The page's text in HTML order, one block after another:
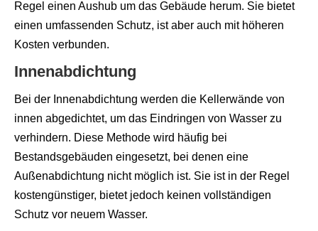
Regel einen Aushub um das Gebäude herum. Sie bietet
einen umfassenden Schutz, ist aber auch mit höheren
Kosten verbunden.
Innenabdichtung
Bei der Innenabdichtung werden die Kellerwände von
innen abgedichtet, um das Eindringen von Wasser zu
verhindern. Diese Methode wird häufig bei
Bestandsgebäuden eingesetzt, bei denen eine
Außenabdichtung nicht möglich ist. Sie ist in der Regel
kostengünstiger, bietet jedoch keinen vollständigen
Schutz vor neuem Wasser.